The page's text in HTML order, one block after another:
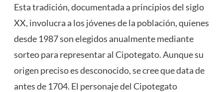
Esta tradición, documentada a principios del siglo
XX, involucra a los jóvenes de la población, quienes
desde 1987 son elegidos anualmente mediante
sorteo para representar al Cipotegato. Aunque su
origen preciso es desconocido, se cree que data de
antes de 1704. El personaje del Cipotegato